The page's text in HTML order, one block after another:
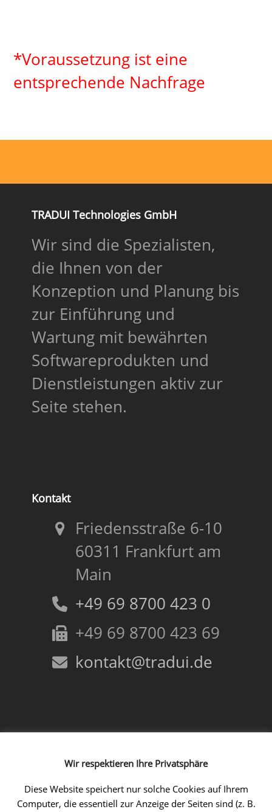
*Voraussetzung ist eine
entsprechende Nachfrage
TRADUI Technologies GmbH
Wir sind die Spezialisten,
die Ihnen von der
Konzeption und Planung bis
zur Einführung und
Wartung mit bewährten
Softwareprodukten und
Dienstleistungen aktiv zur
Seite stehen.
Kontakt
Friedensstraße 6-10
60311 Frankfurt am
Main
+49 69 8700 423 0
+49 69 8700 423 69
kontakt@tradui.de
Facebook
Instagram
LinkedIn
XingYouTube
Wir respektieren Ihre Privatsphäre
Diese Website speichert nur solche Cookies auf Ihrem
Computer, die essentiell zur Anzeige der Seiten sind (z. B.